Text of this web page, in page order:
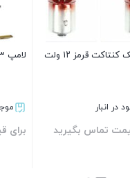
لامپ 12 ولت آریایی T15
موجود در انبار
برای قیمت تماس بگیرید